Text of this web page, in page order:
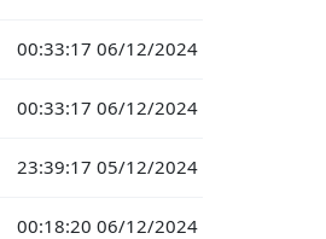
00:33:17 06/12/2024
00:33:17 06/12/2024
23:39:17 05/12/2024
00:18:20 06/12/2024